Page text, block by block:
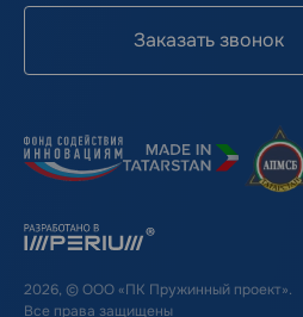
Заказать звонок
2026, © ООО «ПК Пружинный проект».
Все права защищены